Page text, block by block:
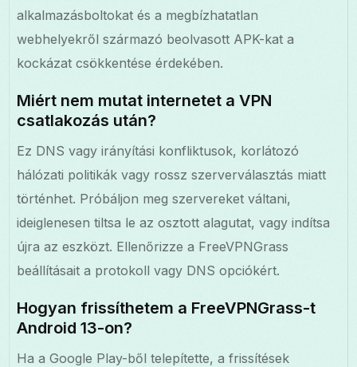
alkalmazásboltokat és a megbízhatatlan
webhelyekről származó beolvasott APK-kat a
kockázat csökkentése érdekében.
Miért nem mutat internetet a VPN
csatlakozás után?
Ez DNS vagy irányítási konfliktusok, korlátozó
hálózati politikák vagy rossz szerverválasztás miatt
történhet. Próbáljon meg szervereket váltani,
ideiglenesen tiltsa le az osztott alagutat, vagy indítsa
újra az eszközt. Ellenőrizze a FreeVPNGrass
beállításait a protokoll vagy DNS opciókért.
Hogyan frissíthetem a FreeVPNGrass-t
Android 13-on?
Ha a Google Play-ből telepítette, a frissítések